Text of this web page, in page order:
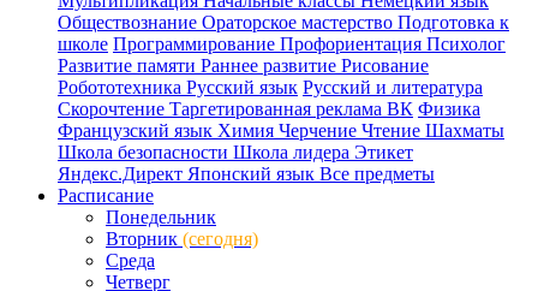
Обществознание Ораторское мастерство Подготовка к
школе Программирование Профориентация Психолог
Развитие памяти Раннее развитие Рисование
Робототехника Русский язык Русский и литература
Скорочтение Таргетированная реклама ВК Физика
Французский язык Химия Черчение Чтение Шахматы
Школа безопасности Школа лидера Этикет
Яндекс.Директ Японский язык Все предметы
Расписание
Понедельник
Вторник (сегодня)
Среда
Четверг